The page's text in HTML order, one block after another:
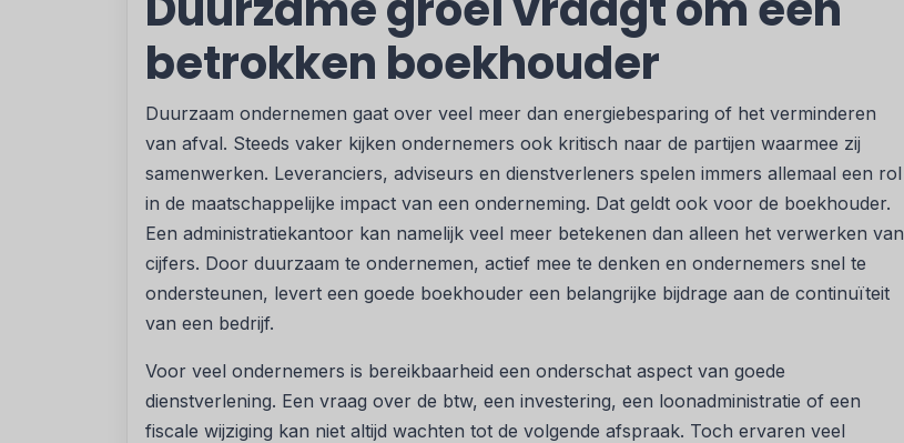
betrokken boekhouder
Duurzaam ondernemen gaat over veel meer dan energiebesparing of het verminderen
van afval. Steeds vaker kijken ondernemers ook kritisch naar de partijen waarmee zij
samenwerken. Leveranciers, adviseurs en dienstverleners spelen immers allemaal een rol
in de maatschappelijke impact van een onderneming. Dat geldt ook voor de boekhouder.
Een administratiekantoor kan namelijk veel meer betekenen dan alleen het verwerken van
cijfers. Door duurzaam te ondernemen, actief mee te denken en ondernemers snel te
ondersteunen, levert een goede boekhouder een belangrijke bijdrage aan de continuïteit
van een bedrijf.
Voor veel ondernemers is bereikbaarheid een onderschat aspect van goede
dienstverlening. Een vraag over de btw, een investering, een loonadministratie of een
fiscale wijziging kan niet altijd wachten tot de volgende afspraak. Toch ervaren veel